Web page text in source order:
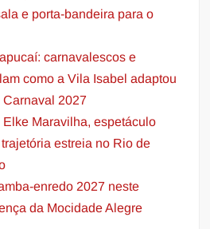
e porta-bandeira para o
carnavalescos e
como a Vila Isabel adaptou
Carnaval 2027
Maravilha, espetáculo
estreia no Rio de
enredo 2027 neste
da Mocidade Alegre